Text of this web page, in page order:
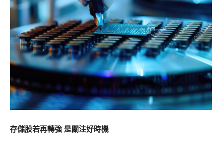
存儲股若再轉強 是關注好時機